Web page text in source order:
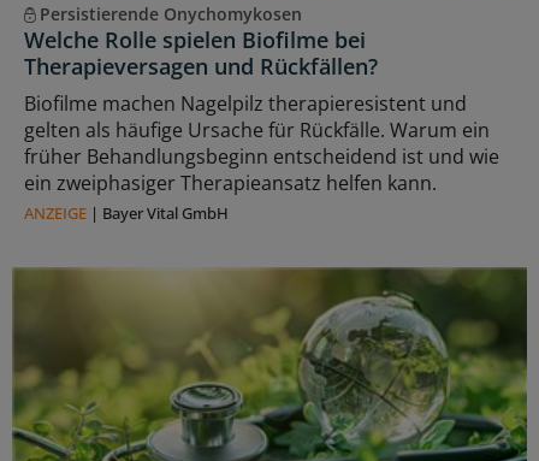
Persistierende Onychomykosen
Welche Rolle spielen Biofilme bei
Therapieversagen und Rückfällen?
Biofilme machen Nagelpilz therapieresistent und
gelten als häufige Ursache für Rückfälle. Warum ein
früher Behandlungsbeginn entscheidend ist und wie
ein zweiphasiger Therapieansatz helfen kann.
ANZEIGE | Bayer Vital GmbH